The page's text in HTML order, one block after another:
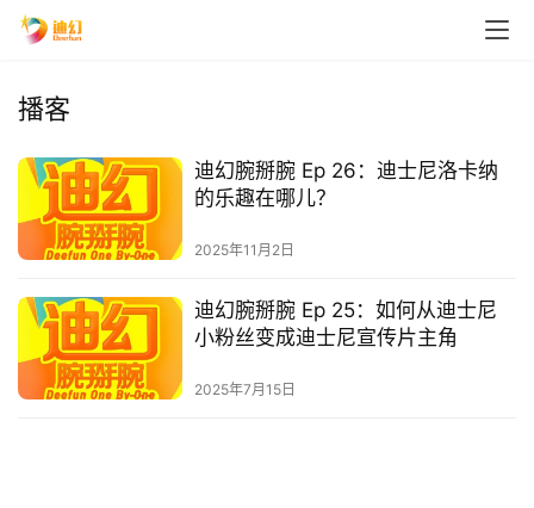
播客
迪幻腕掰腕 Ep 26：迪士尼洛卡纳
的乐趣在哪儿？
2025年11月2日
迪幻腕掰腕 Ep 25：如何从迪士尼
小粉丝变成迪士尼宣传片主角
2025年7月15日